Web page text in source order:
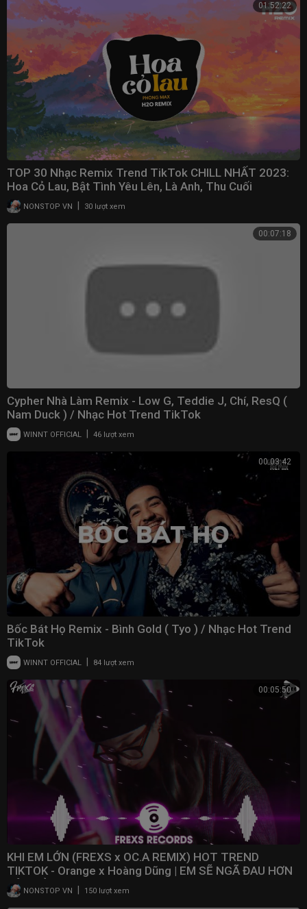
01:52:22
TOP 30 Nhạc Remix Trend TikTok CHILL NHẤT 2023:
Hoa Cỏ Lau, Bật Tình Yêu Lên, Là Anh, Thu Cuối
NONSTOP VN 30 lượt xem
00:07:18
Cypher Nhà Làm Remix - Low G, Teddie J, Chí, ResQ (
Nam Duck ) / Nhạc Hot Trend TikTok
WINNT OFFICIAL 46 lượt xem
00:03:42
Bốc Bát Họ Remix - Bình Gold ( Tyo ) / Nhạc Hot Trend
TikTok
WINNT OFFICIAL 84 lượt xem
00:05:50
KHI EM LỚN (FREXS x OC.A REMIX) HOT TREND
TIKTOK - Orange x Hoàng Dũng | EM SẼ NGÃ ĐAU HƠN
BÂY GIỜ
NONSTOP VN | 150 lượt xem